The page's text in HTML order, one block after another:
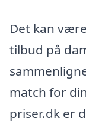
Det kan
tilbud på
match for
priser.dk er